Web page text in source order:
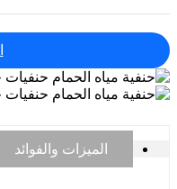
الميزات والفوائد